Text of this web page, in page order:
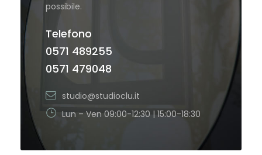
possibile.
Telefono
0571 489255
0571 479048
studio@studioclu.it
Lun – Ven 09:00-12:30 | 15:00-18:30